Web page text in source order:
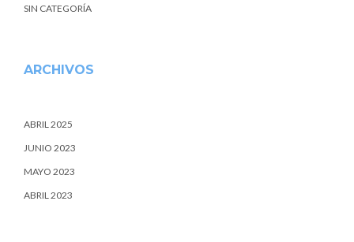
SIN CATEGORÍA
ARCHIVOS
ABRIL 2025
JUNIO 2023
MAYO 2023
ABRIL 2023